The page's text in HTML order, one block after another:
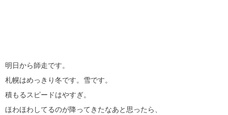
明日から師走です。
札幌はめっきり冬です。雪です。
積もるスピードはやすぎ。
ほわほわしてるのが降ってきたなあと思ったら、